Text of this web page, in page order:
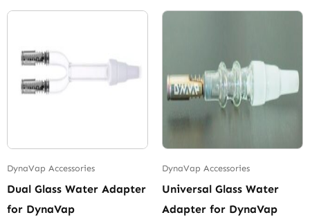
DynaVap Accessories
Dual Glass Water Adapter
for DynaVap
DynaVap Accessories
Universal Glass Water
Adapter for DynaVap